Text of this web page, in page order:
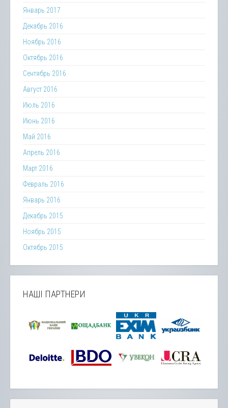
Январь 2017
Декабрь 2016
Ноябрь 2016
Октябрь 2016
Сентябрь 2016
Август 2016
Июль 2016
Июнь 2016
Май 2016
Апрель 2016
Март 2016
Февраль 2016
Январь 2016
Декабрь 2015
Ноябрь 2015
Октябрь 2015
НАШІ ПАРТНЕРИ